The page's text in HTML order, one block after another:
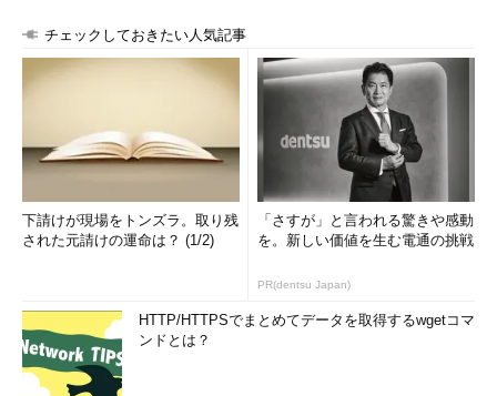
チェックしておきたい人気記事
下請けが現場をトンズラ。取り残
された元請けの運命は？ (1/2)
「さすが」と言われる驚きや感動
を。新しい価値を生む電通の挑戦
PR(dentsu Japan)
HTTP/HTTPSでまとめてデータを取得するwgetコマ
ンドとは？